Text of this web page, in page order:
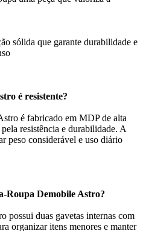
sólida que garante durabilidade e
é resistente?
é fabricado em MDP de alta
resistência e durabilidade. A
peso considerável e uso diário
Roupa Demobile Astro?
possui duas gavetas internas com
organizar itens menores e manter